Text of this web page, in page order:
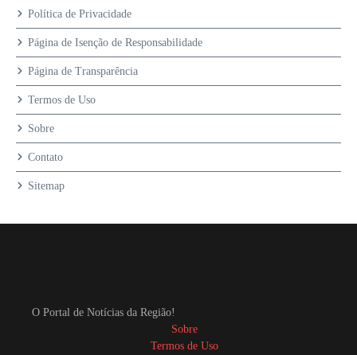
Política de Privacidade
Página de Isenção de Responsabilidade
Página de Transparência
Termos de Uso
Sobre
Contato
Sitemap
O Portal de Notícias da Região!
Sobre
Termos de Uso